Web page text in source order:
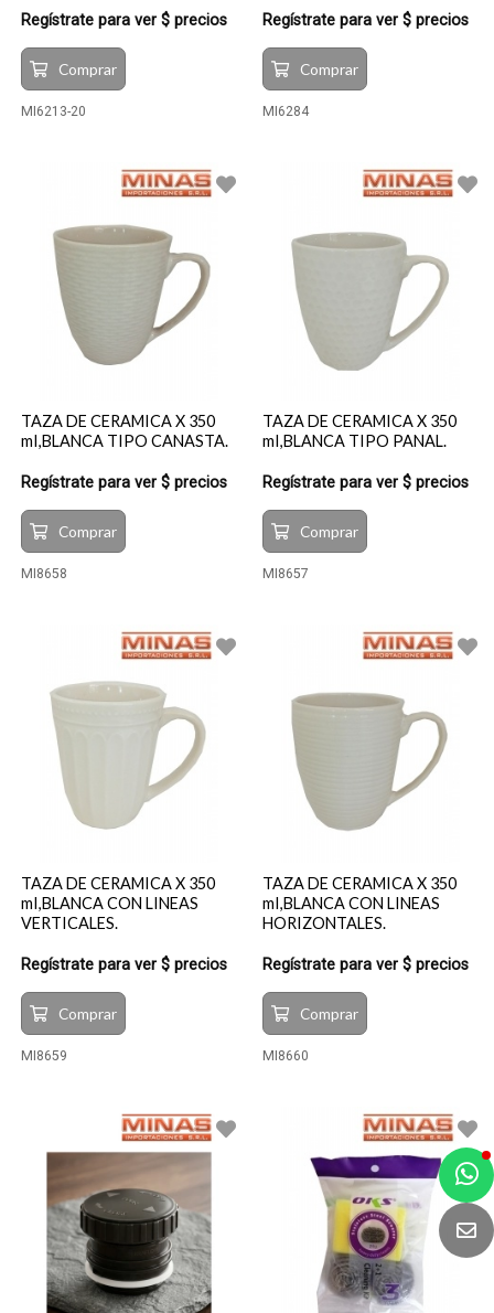
Regístrate para ver $ precios
Comprar
MI6213-20
Regístrate para ver $ precios
Comprar
MI6284
TAZA DE CERAMICA X 350
mI,BLANCA TIPO CANASTA.
Regístrate para ver $ precios
Comprar
MI8658
TAZA DE CERAMICA X 350
mI,BLANCA TIPO PANAL.
Regístrate para ver $ precios
Comprar
MI8657
TAZA DE CERAMICA X 350
mI,BLANCA CON LINEAS
VERTICALES.
Regístrate para ver $ precios
Comprar
MI8659
TAZA DE CERAMICA X 350
mI,BLANCA CON LINEAS
HORIZONTALES.
Regístrate para ver $ precios
Comprar
MI8660